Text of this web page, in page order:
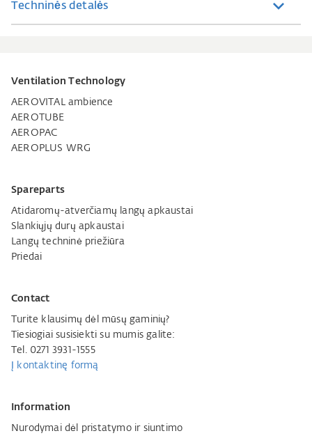
Techninės detalės
Ventilation Technology
AEROVITAL ambience
AEROTUBE
AEROPAC
AEROPLUS WRG
Spareparts
Atidaromų-atverčiamų langų apkaustai
Slankiųjų durų apkaustai
Langų techninė priežiūra
Priedai
Contact
Turite klausimų dėl mūsų gaminių?
Tiesiogiai susisiekti su mumis galite:
Tel. 0271 3931-1555
Į kontaktinę formą
Information
Nurodymai dėl pristatymo ir siuntimo